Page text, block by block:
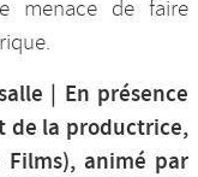
menace de faire
| En présence
de la productrice,
Films), animé par